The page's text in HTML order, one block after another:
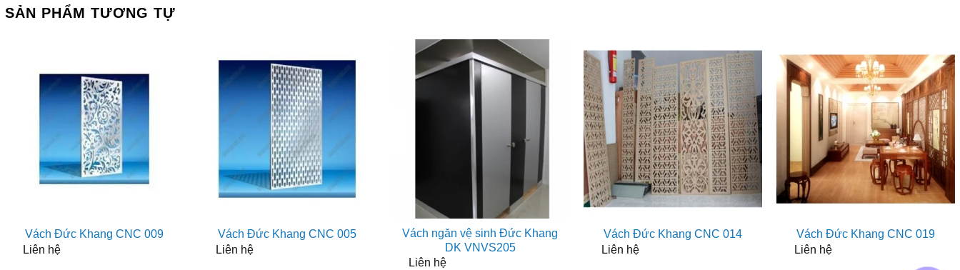
SẢN PHẨM TƯƠNG TỰ
Vách Đức Khang CNC 009
Liên hệ
Vách Đức Khang CNC 005
Liên hệ
Vách ngăn vệ sinh Đức Khang
DK VNVS205
Liên hệ
Vách Đức Khang CNC 014
Liên hệ
Vách Đức Khang CNC 019
Liên hệ